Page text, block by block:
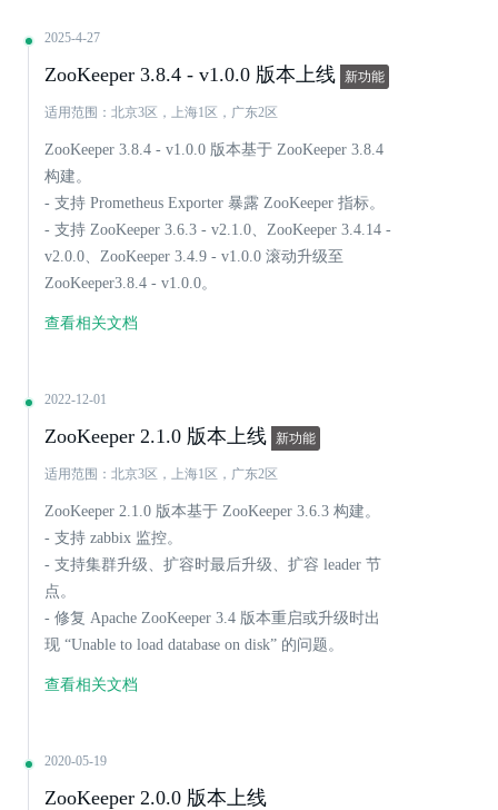
2025-4-27
ZooKeeper 3.8.4 - v1.0.0 版本上线 新功能
适用范围：北京3区，上海1区，广东2区
ZooKeeper 3.8.4 - v1.0.0 版本基于 ZooKeeper 3.8.4
构建。
- 支持 Prometheus Exporter 暴露 ZooKeeper 指标。
- 支持 ZooKeeper 3.6.3 - v2.1.0、ZooKeeper 3.4.14 -
v2.0.0、ZooKeeper 3.4.9 - v1.0.0 滚动升级至
ZooKeeper3.8.4 - v1.0.0。
查看相关文档
2022-12-01
ZooKeeper 2.1.0 版本上线 新功能
适用范围：北京3区，上海1区，广东2区
ZooKeeper 2.1.0 版本基于 ZooKeeper 3.6.3 构建。
- 支持 zabbix 监控。
- 支持集群升级、扩容时最后升级、扩容 leader 节
点。
- 修复 Apache ZooKeeper 3.4 版本重启或升级时出
现 “Unable to load database on disk” 的问题。
查看相关文档
2020-05-19
ZooKeeper 2.0.0 版本上线